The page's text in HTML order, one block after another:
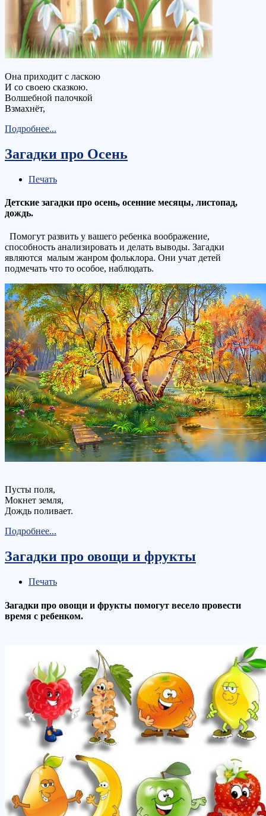
Она приходит с ласкою
И со своею сказкою.
Волшебной палочкой
Взмахнёт,
Подробнее...
Загадки про Осень
Печать
Детские загадки про осень, осенние месяцы, листопад,
дождь.
Помогут развить у вашего ребенка воображение,
способность анализировать и делать выводы. Загадки
являются малым жанром фольклора. Они учат детей
подмечать что то особое, наблюдать.
Пусты поля,
Мокнет земля,
Дождь поливает.
Подробнее...
Загадки про овощи и фрукты
Печать
Загадки про овощи и фрукты помогут весело провести
время с ребенком.